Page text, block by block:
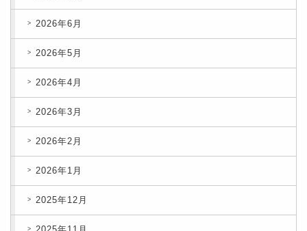
2026年6月
2026年5月
2026年4月
2026年3月
2026年2月
2026年1月
2025年12月